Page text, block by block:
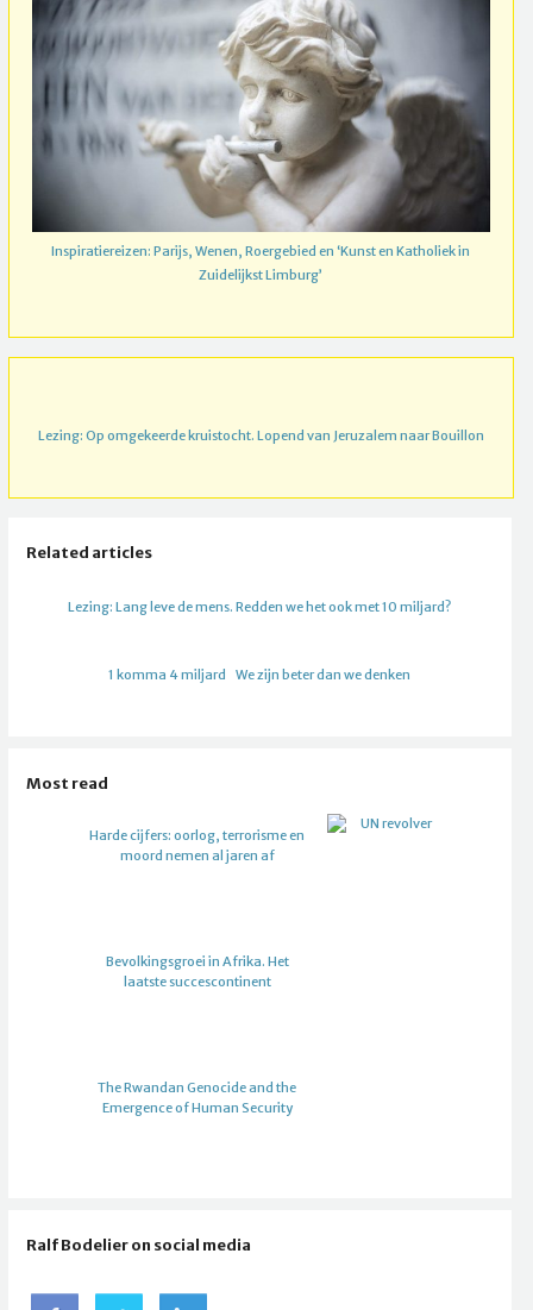
Inspiratiereizen: Parijs, Wenen, Roergebied en ‘Kunst en Katholiek in
Zuidelijkst Limburg’
Lezing: Op omgekeerde kruistocht. Lopend van Jeruzalem naar Bouillon
Related articles
Lezing: Lang leve de mens. Redden we het ook met 10 miljard?
1 komma 4 miljard We zijn beter dan we denken
Most read
Harde cijfers: oorlog, terrorisme en
moord nemen al jaren af
Bevolkingsgroei in Afrika. Het
laatste succescontinent
The Rwandan Genocide and the
Emergence of Human Security
Ralf Bodelier on social media